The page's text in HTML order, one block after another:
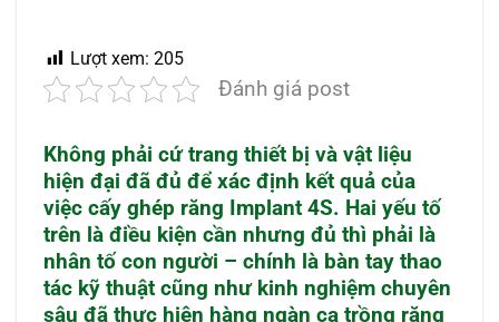
Lượt xem: 205
Đánh giá post
Không phải cứ trang thiết bị và vật liệu
hiện đại đã đủ để xác định kết quả của
việc cấy ghép răng Implant 4S. Hai yếu tố
trên là điều kiện cần nhưng đủ thì phải là
nhân tố con người – chính là bàn tay thao
tác kỹ thuật cũng như kinh nghiệm chuyên
sâu đã thực hiện hàng ngàn ca trồng răng